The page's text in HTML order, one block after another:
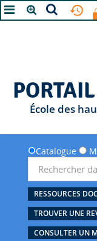
École des
Catalogue
RESSOURCES
TROUVER UNE
CONSULTER UN